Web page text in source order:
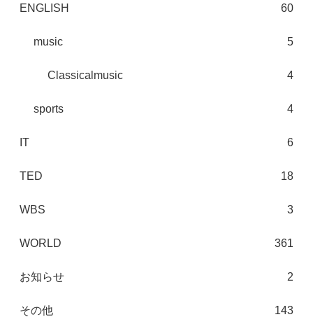
ENGLISH 60
music 5
Classicalmusic 4
sports 4
IT 6
TED 18
WBS 3
WORLD 361
お知らせ 2
その他 143